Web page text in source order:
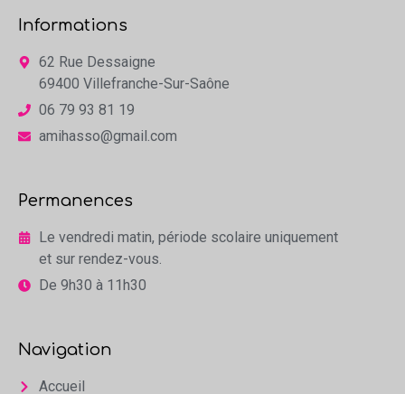
Informations
62 Rue Dessaigne
69400 Villefranche-Sur-Saône
06 79 93 81 19
amihasso@gmail.com
Permanences
Le vendredi matin, période scolaire uniquement
et sur rendez-vous.
De 9h30 à 11h30
Navigation
Accueil